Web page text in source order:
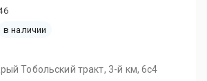
в наличии
Тобольский тракт, 3-й км, 6с4